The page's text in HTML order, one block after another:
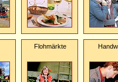
Flohmärkte